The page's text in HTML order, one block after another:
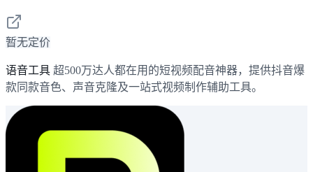
暂无定价
语音工具 超500万达人都在用的短视频配音神器，提供抖音爆
款同款音色、声音克隆及一站式视频制作辅助工具。